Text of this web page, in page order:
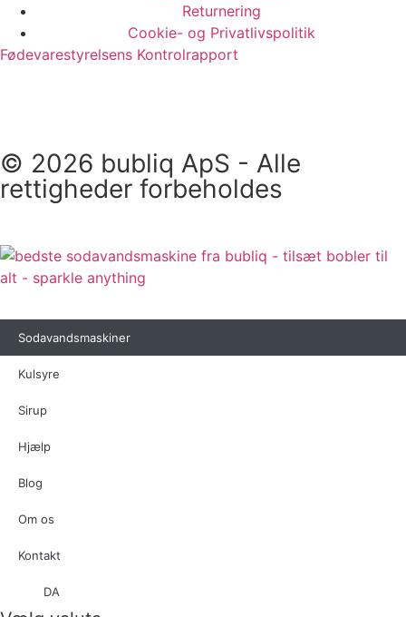
Returnering
Cookie- og Privatlivspolitik
Fødevarestyrelsens Kontrolrapport
© 2026 bubliq ApS - Alle
rettigheder forbeholdes
Sodavandsmaskiner
Kulsyre
Sirup
Hjælp
Blog
Om os
Kontakt
DA